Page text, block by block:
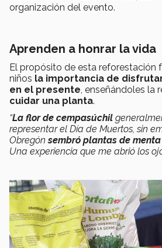
organización del evento.
Aprenden a honrar la vida
El propósito de esta reforestación
niños la importancia de
en el presente , enseñándoles la
cuidar una planta.
“La flor de cempasúchil
representar el Día de Muertos, sin
Obregónsembró plantas de
Una experiencia que me abrió los